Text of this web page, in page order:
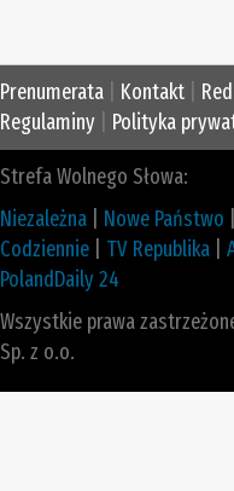
Prenumerata Kontakt
Regulaminy
Polityka
Strefa Wolnego Słowa:
Niezależna
Nowe Państwo
Codziennie
TV Republika
PolandDaily 24
Wszystkie prawa
Sp. z o.o.